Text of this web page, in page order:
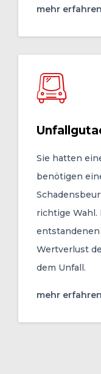
mehr erfahren
Sie hatten
benötigen
richtige
entstandenen
Wertverlust
dem Unfall.
mehr erfahren